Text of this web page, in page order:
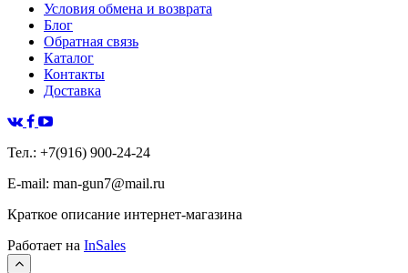
Условия обмена и возврата
Блог
Обратная связь
Каталог
Контакты
Доставка
Тел.: +7(916) 900-24-24
E-mail: man-gun7@mail.ru
Краткое описание интернет-магазина
Работает на InSales